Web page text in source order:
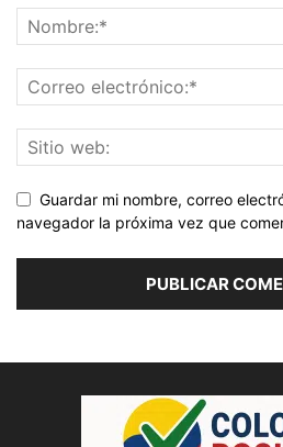
Guardar mi nombre, correo
navegador la próxima vez que